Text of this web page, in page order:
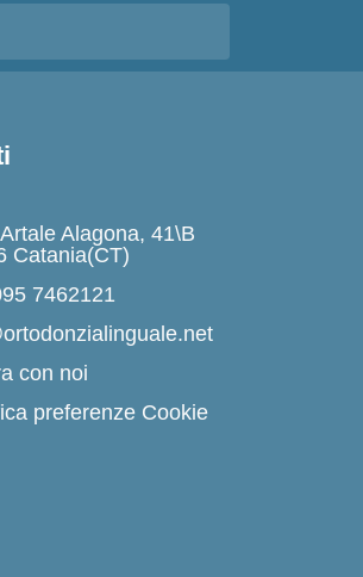
Alagona, 41\B
Catania(CT)
7462121
con noi
preferenze Cookie